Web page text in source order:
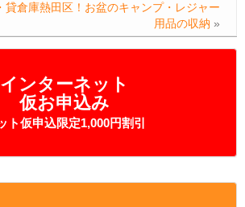
インターネット
仮お申込み
ト仮申込限定1,000円割引
貸倉庫熱田区！お盆のキャンプ・レジャー
用品の収納 »